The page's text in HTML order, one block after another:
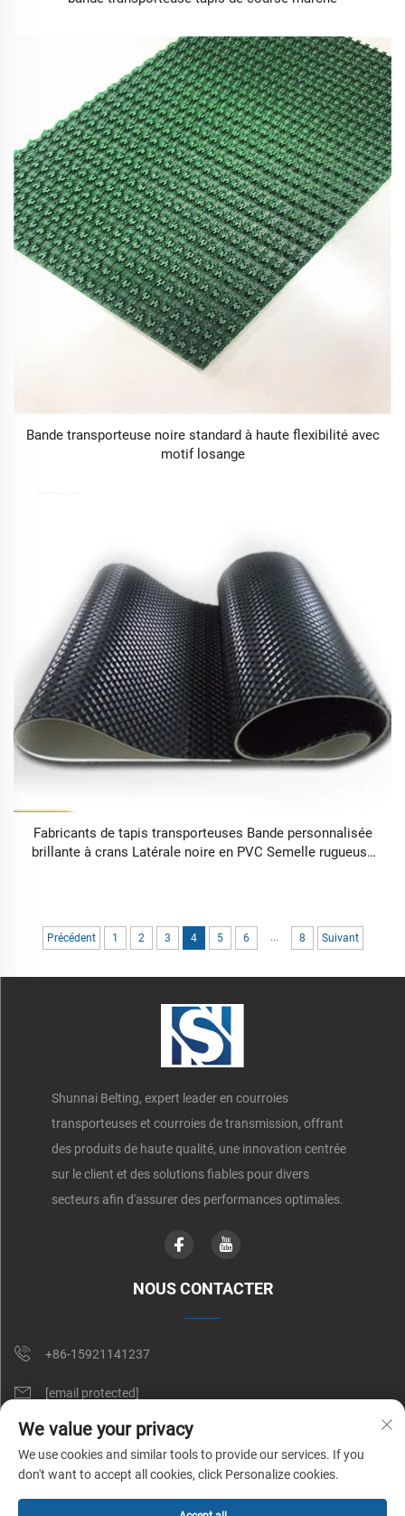
Bande transporteuse noire standard à haute flexibilité avec
motif losange
Fabricants de tapis transporteuses Bande personnalisée
brillante à crans Latérale noire en PVC Semelle rugueuse
Précédent 1 2 3 4 5 6 ... 8 Suivant
Shunnai Belting, expert leader en courroies
transporteuses et courroies de transmission, offrant
des produits de haute qualité, une innovation centrée
sur le client et des solutions fiables pour divers
secteurs afin d'assurer des performances optimales.
NOUS CONTACTER
+86-15921141237
[email protected]
RM 602, NO. 1509, CAOAN ROAD, SHANGHAI, CHINE
Copyright © Shunnai Belting (Shanghai) Co., Ltd. Tous droits réservés |
We value your privacy
We use cookies and similar tools to provide our services. If you
don't want to accept all cookies, click Personalize cookies.